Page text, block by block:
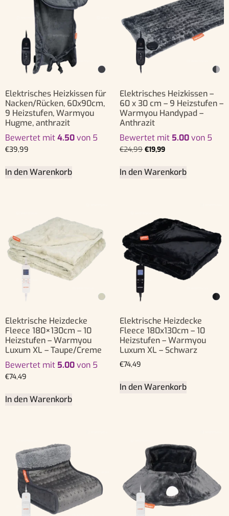
Elektrisches Heizkissen für
Nacken/Rücken, 60x90cm,
9 Heizstufen, Warmyou
Hugme, anthrazit
Bewertet mit4.50von 5
€39,99
In den Warenkorb
Elektrisches Heizkissen –
60 x 30 cm – 9 Heizstufen –
Warmyou Handypad –
Anthrazit
Bewertet mit 5.00von 5
€24,99 €19,99
In den Warenkorb
Elektrische Heizdecke
Fleece 180×130cm – 10
Heizstufen – Warmyou
Luxum XL – Taupe/Creme
Bewertet mit 5.00von 5
€74,49
In den Warenkorb
Elektrische Heizdecke
Fleece 180x130cm – 10
Heizstufen – Warmyou
Luxum XL – Schwarz
€74,49
In den Warenkorb